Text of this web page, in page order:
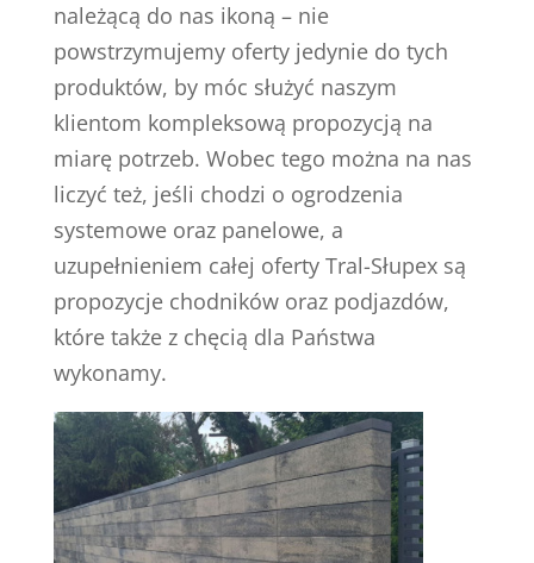
należącą do nas ikoną – nie
powstrzymujemy oferty jedynie do tych
produktów, by móc służyć naszym
klientom kompleksową propozycją na
miarę potrzeb. Wobec tego można na nas
liczyć też, jeśli chodzi o ogrodzenia
systemowe oraz panelowe, a
uzupełnieniem całej oferty Tral-Słupex są
propozycje chodników oraz podjazdów,
które także z chęcią dla Państwa
wykonamy.